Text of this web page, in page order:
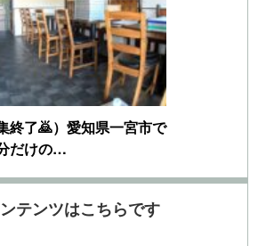
終了🙇）愛知県一宮市で
だけの…
テンツはこちらです